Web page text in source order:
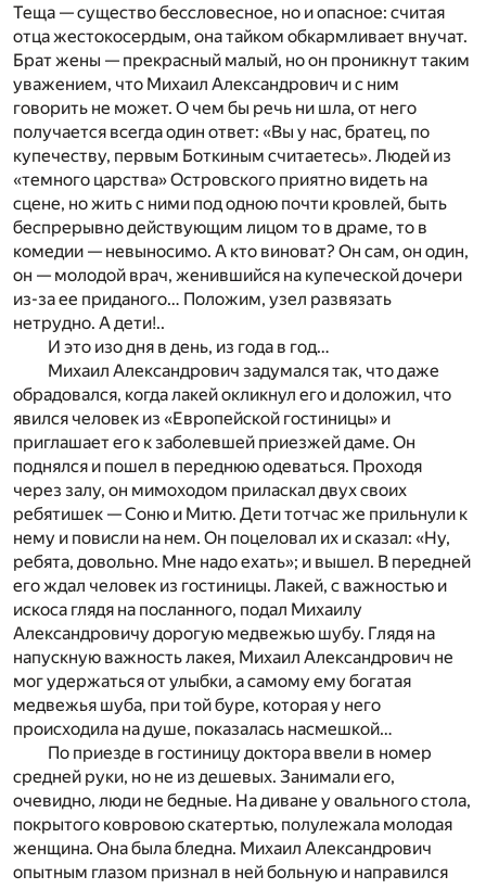
Теща — существо бессловесное, но и опасное: считая
отца жестокосердым, она тайком обкармливает внучат.
Брат жены — прекрасный малый, но он проникнут таким
уважением, что Михаил Александрович и с ним
говорить не может. О чем бы речь ни шла, от него
получается всегда один ответ: «Вы у нас, братец, по
купечеству, первым Боткиным считаетесь». Людей из
«темного царства» Островского приятно видеть на
сцене, но жить с ними под одною почти кровлей, быть
беспрерывно действующим лицом то в драме, то в
комедии — невыносимо. А кто виноват? Он сам, он один,
он — молодой врач, женившийся на купеческой дочери
из-за ее приданого… Положим, узел развязать
нетрудно. А дети!..
И это изо дня в день, из года в год…
Михаил Александрович задумался так, что даже
обрадовался, когда лакей окликнул его и доложил, что
явился человек из «Европейской гостиницы» и
приглашает его к заболевшей приезжей даме. Он
поднялся и пошел в переднюю одеваться. Проходя
через залу, он мимоходом приласкал двух своих
ребятишек — Соню и Митю. Дети тотчас же прильнули к
нему и повисли на нем. Он поцеловал их и сказал: «Ну,
ребята, довольно. Мне надо ехать»; и вышел. В передней
его ждал человек из гостиницы. Лакей, с важностью и
искоса глядя на посланного, подал Михаилу
Александровичу дорогую медвежью шубу. Глядя на
напускную важность лакея, Михаил Александрович не
мог удержаться от улыбки, а самому ему богатая
медвежья шуба, при той буре, которая у него
происходила на душе, показалась насмешкой…
По приезде в гостиницу доктора ввели в номер
средней руки, но не из дешевых. Занимали его,
очевидно, люди не бедные. На диване у овального стола,
покрытого ковровою скатертью, полулежала молодая
женщина. Она была бледна. Михаил Александрович
опытным глазом признал в ней больную и направился